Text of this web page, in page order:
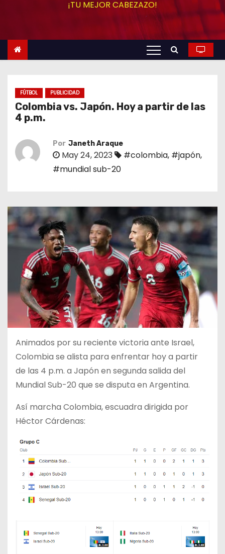
¡TU MEJOR CABEZAZO!
FÚTBOL PUBLICIDAD
Colombia vs. Japón. Hoy a partir de las
4 p.m.
Por Janeth Araque
May 24, 2023 #colombia, #japón,
#mundial sub-20
Animados por su reciente victoria ante Israel,
Colombia se alista para enfrentar hoy a partir
de las 4 p.m. a Japón en segunda salida del
Mundial Sub-20 que se disputa en Argentina.
Así marcha Colombia, escuadra dirigida por
Héctor Cárdenas: